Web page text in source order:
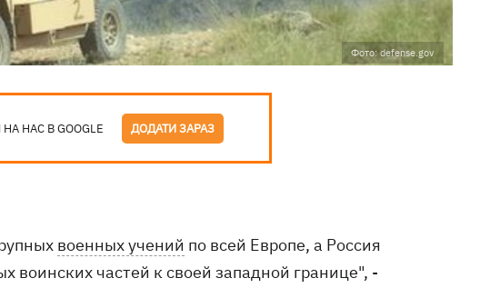
Фото: defense.gov
НАС В GOOGLE ДОДАТИ ЗАРАЗ
военных учений по всей Европе, а Россия
воинских частей к своей западной границе", -